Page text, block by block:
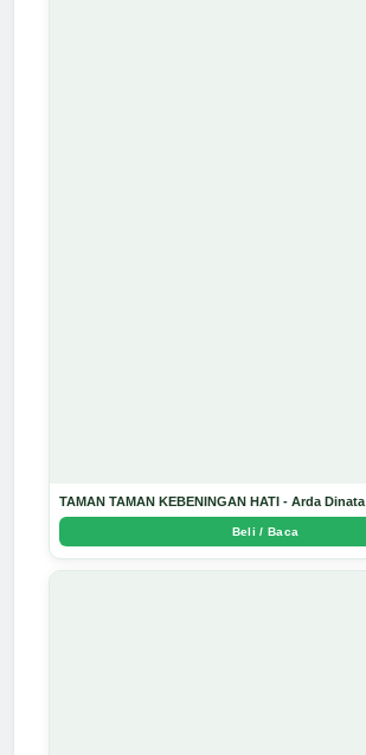
TAMAN TAMAN KEBENINGAN HATI - Arda Dinata
Beli / Baca